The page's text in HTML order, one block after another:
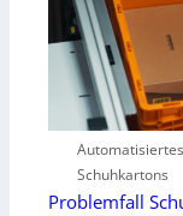
Schuhkartons
Problemfall